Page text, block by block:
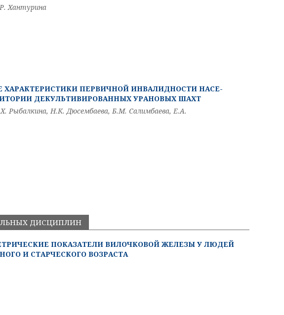
Хантурина
ХАРАКТЕРИСТИКИ ПЕРВИЧНОЙ ИНВАЛИДНОСТИ НАСЕ­
ДЕКУЛЬТИВИРОВАННЫХ УРАНОВЫХ ШАХТ
Рыбалкина, Н.К. Дюсембаева, Б.М. Салимбаева, Е.А.
ДИСЦИПЛИН
ПОКАЗАТЕЛИ ВИЛОЧКОВОЙ ЖЕЛЕЗЫ У ЛЮДЕЙ
И СТАРЧЕСКОГО ВОЗРАСТА